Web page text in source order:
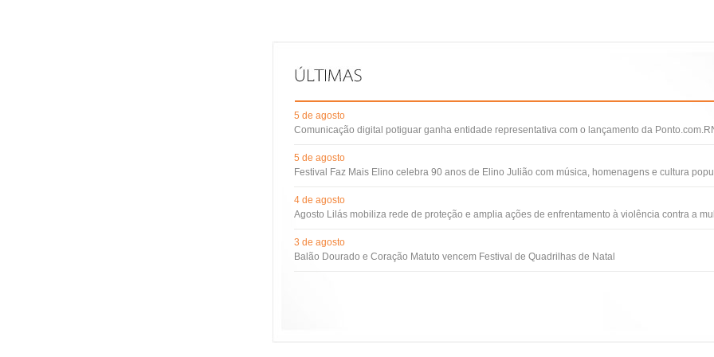
5 de agosto
Comunicação digital potiguar ganha entidade representativa com o lançamento da
5 de agosto
Festival Faz Mais Elino celebra 90 anos de Elino Julião com música, homenagens e cultura
4 de agosto
Agosto Lilás mobiliza rede de proteção e amplia ações de enfrentamento à violência contra a
3 de agosto
Balão Dourado e Coração Matuto vencem Festival de Quadrilhas de Natal